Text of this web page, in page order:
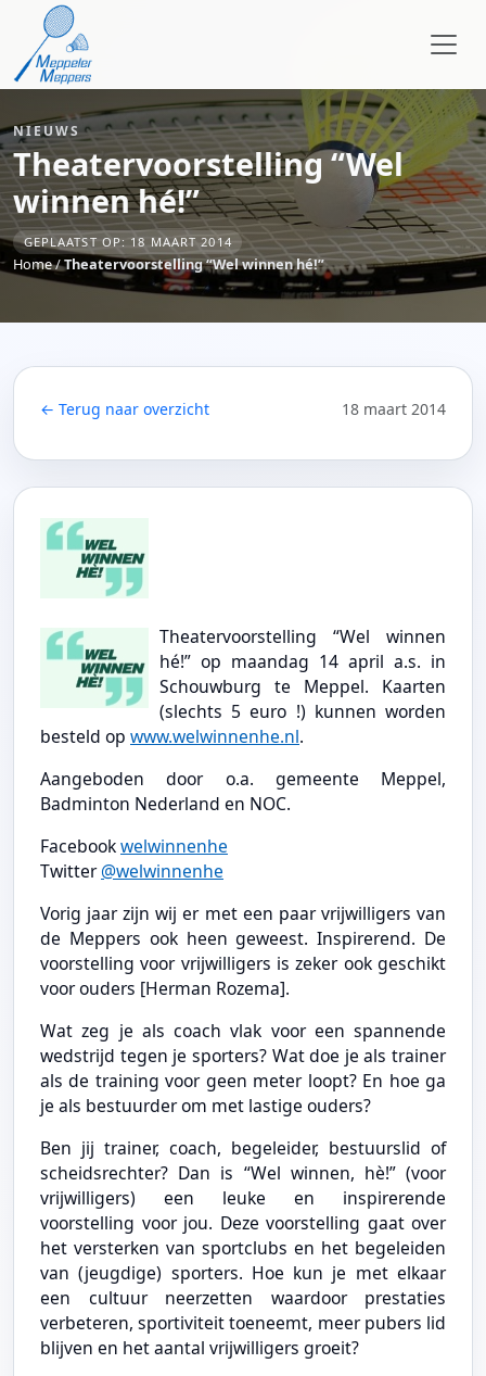
NIEUWS
Theatervoorstelling “Wel
winnen hé!”
GEPLAATST OP: 18 MAART 2014
Home/Theatervoorstelling “Wel winnen hé!”
← Terug naar overzicht 18 maart 2014
Theatervoorstelling “Wel winnen
hé!” op maandag 14 april a.s. in
Schouwburg te Meppel. Kaarten
(slechts 5 euro !) kunnen worden
besteld op www.welwinnenhe.nl.
Aangeboden door o.a. gemeente Meppel,
Badminton Nederland en NOC.
Facebookwelwinnenhe
Twitter@welwinnenhe
Vorig jaar zijn wij er met een paar vrijwilligers van
de Meppers ook heen geweest. Inspirerend. De
voorstelling voor vrijwilligers is zeker ook geschikt
voor ouders [Herman Rozema].
Wat zeg je als coach vlak voor een spannende
wedstrijd tegen je sporters? Wat doe je als trainer
als de training voor geen meter loopt? En hoe ga
je als bestuurder om met lastige ouders?
Ben jij trainer, coach, begeleider, bestuurslid of
scheidsrechter? Dan is “Wel winnen, hè!” (voor
vrijwilligers) een leuke en inspirerende
voorstelling voor jou. Deze voorstelling gaat over
het versterken van sportclubs en het begeleiden
van (jeugdige) sporters. Hoe kun je met elkaar
een cultuur neerzetten waardoor prestaties
verbeteren, sportiviteit toeneemt, meer pubers lid
blijven en het aantal vrijwilligers groeit?